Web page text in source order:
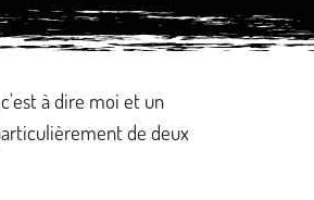
à dire moi et un
de deux